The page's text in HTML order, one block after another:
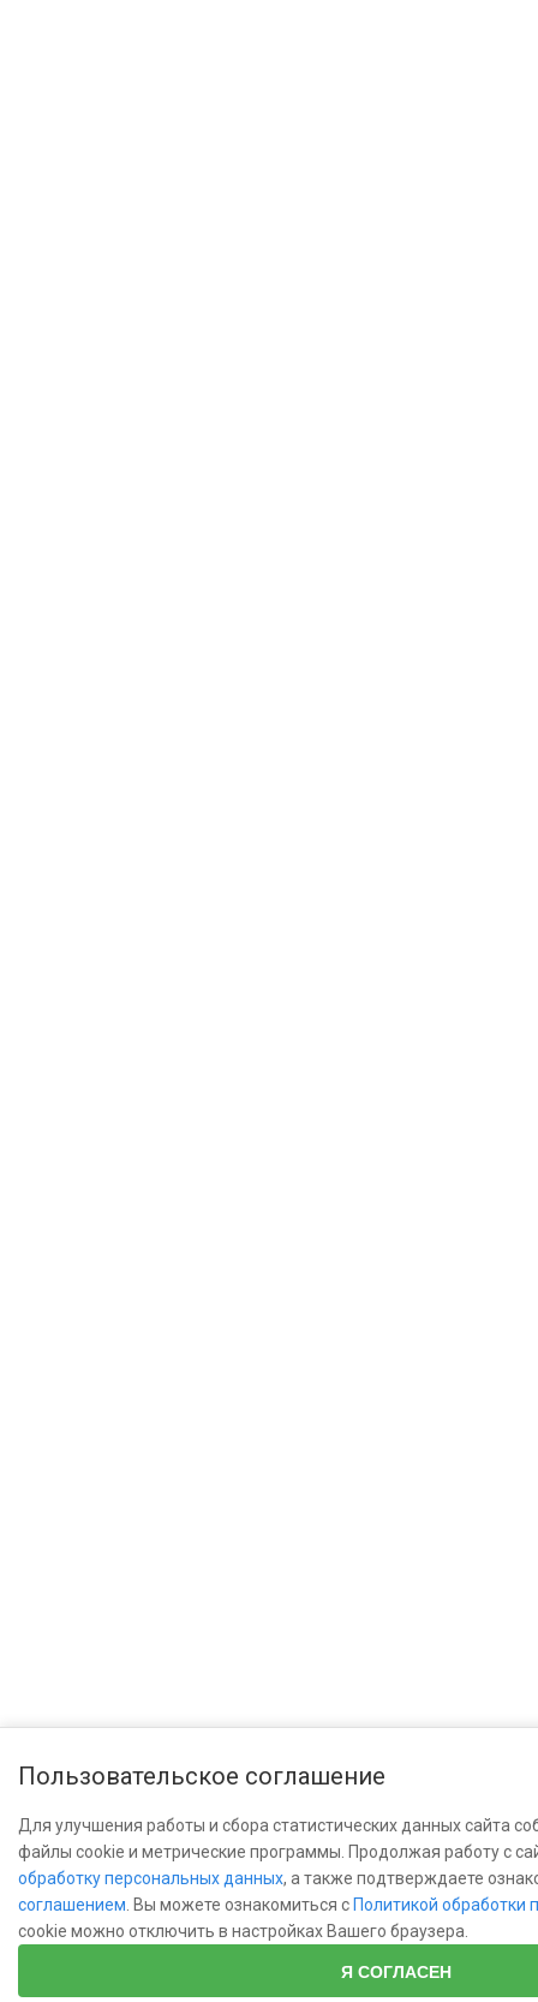
Пользовательское соглашение
Для улучшения работы и сбора статистических данных сайта
файлы cookie и метрические программы. Продолжая работу с
обработку персональных данных, а также подтверждаете
соглашением . Вы можете ознакомиться с Политикой обработки
cookie можно отключить в настройках Вашего браузера.
Я СОГЛАСЕН